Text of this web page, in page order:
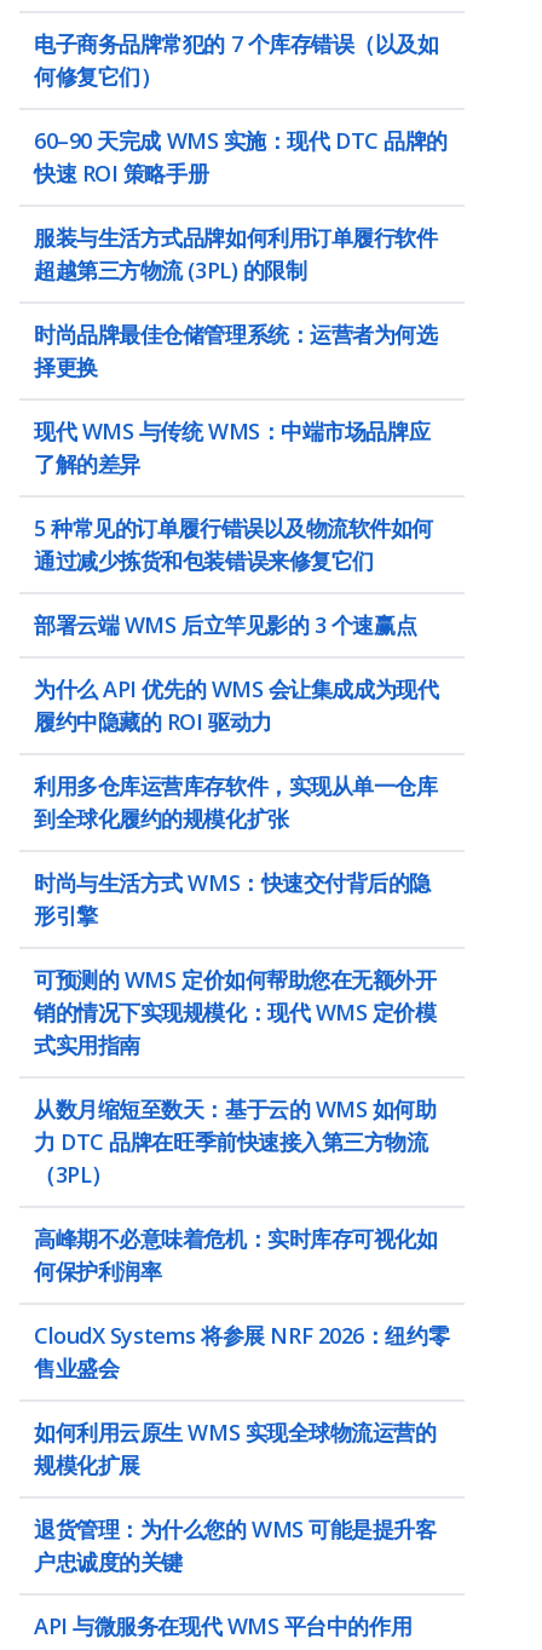
电子商务品牌常犯的 7 个库存错误（以及如
何修复它们）
60–90 天完成 WMS 实施：现代 DTC 品牌的
快速 ROI 策略手册
服装与生活方式品牌如何利用订单履行软件
超越第三方物流 (3PL) 的限制
时尚品牌最佳仓储管理系统：运营者为何选
择更换
现代 WMS 与传统 WMS：中端市场品牌应
了解的差异
5 种常见的订单履行错误以及物流软件如何
通过减少拣货和包装错误来修复它们
部署云端 WMS 后立竿见影的 3 个速赢点
为什么 API 优先的 WMS 会让集成成为现代
履约中隐藏的 ROI 驱动力
利用多仓库运营库存软件，实现从单一仓库
到全球化履约的规模化扩张
时尚与生活方式 WMS：快速交付背后的隐
形引擎
可预测的 WMS 定价如何帮助您在无额外开
销的情况下实现规模化：现代 WMS 定价模
式实用指南
从数月缩短至数天：基于云的 WMS 如何助
力 DTC 品牌在旺季前快速接入第三方物流
（3PL）
高峰期不必意味着危机：实时库存可视化如
何保护利润率
CloudX Systems 将参展 NRF 2026：纽约零
售业盛会
如何利用云原生 WMS 实现全球物流运营的
规模化扩展
退货管理：为什么您的 WMS 可能是提升客
户忠诚度的关键
API 与微服务在现代 WMS 平台中的作用